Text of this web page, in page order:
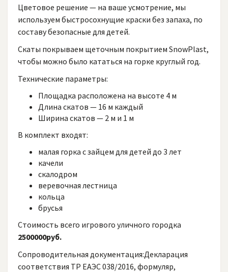
Цветовое решение — на ваше усмотрение, мы
используем быстросохнущие краски без запаха, по
составу безопасные для детей.
Скаты покрываем щеточным покрытием SnowPlast,
чтобы можно было кататься на горке круглый год.
Технические параметры:
Площадка расположена на высоте 4 м
Длина скатов — 16 м каждый
Ширина скатов — 2 м и 1 м
В комплект входят:
малая горка с зайцем для детей до 3 лет
качели
скалодром
веревочная лестница
кольца
брусья
Стоимость всего игрового уличного городка
2500000руб.
Сопроводительная документация:Декларация
соответствия ТР ЕАЭС 038/2016, формуляр,